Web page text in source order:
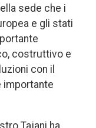
sede che i
e gli stati
costruttivo e
con il
importante
Tajani ha